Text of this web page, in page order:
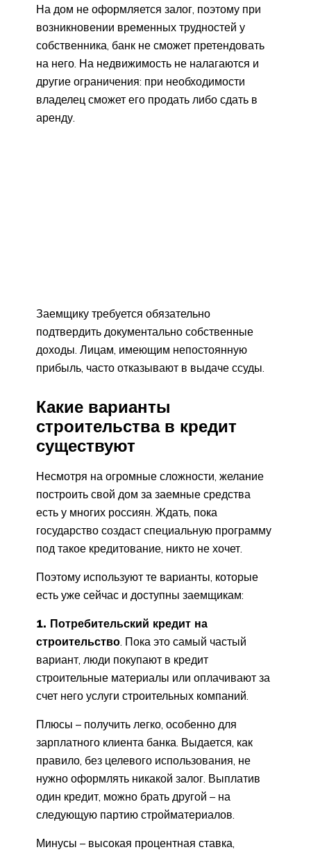
На дом не оформляется залог, поэтому при
возникновении временных трудностей у
собственника, банк не сможет претендовать
на него. На недвижимость не налагаются и
другие ограничения: при необходимости
владелец сможет его продать либо сдать в
аренду.
Заемщику требуется обязательно
подтвердить документально собственные
доходы. Лицам, имеющим непостоянную
прибыль, часто отказывают в выдаче ссуды.
Какие варианты
строительства в кредит
существуют
Несмотря на огромные сложности, желание
построить свой дом за заемные средства
есть у многих россиян. Ждать, пока
государство создаст специальную программу
под такое кредитование, никто не хочет.
Поэтому используют те варианты, которые
есть уже сейчас и доступны заемщикам:
1. Потребительский кредит на
строительство . Пока это самый частый
вариант, люди покупают в кредит
строительные материалы или оплачивают за
счет него услуги строительных компаний.
Плюсы – получить легко, особенно для
зарплатного клиента банка. Выдается, как
правило, без целевого использования, не
нужно оформлять никакой залог. Выплатив
один кредит, можно брать другой – на
следующую партию стройматериалов.
Минусы – высокая процентная ставка,